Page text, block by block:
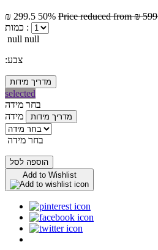
₪ 299.5 50% Price reduced from₪ 599
כמות :
null null
:צבע
מדריך מידות
selected
בחר מידה
מידה
מדריך מידות
בחר מידה
הוספה לסל
Add to Wishlist